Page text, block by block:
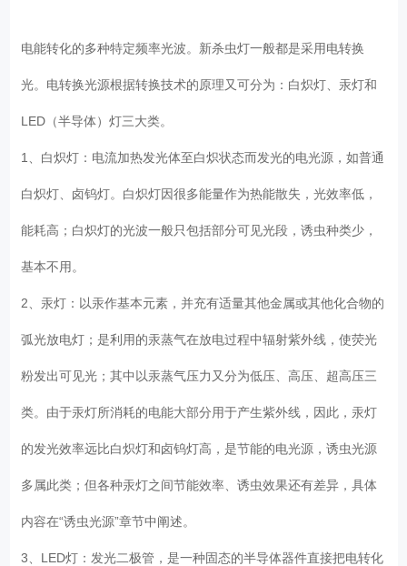
电能转化的多种特定频率光波。新杀虫灯一般都是采用电转换
光。电转换光源根据转换技术的原理又可分为：白炽灯、汞灯和
LED（半导体）灯三大类。
1、白炽灯：电流加热发光体至白炽状态而发光的电光源，如普通
白炽灯、卤钨灯。白炽灯因很多能量作为热能散失，光效率低，
能耗高；白炽灯的光波一般只包括部分可见光段，诱虫种类少，
基本不用。
2、汞灯：以汞作基本元素，并充有适量其他金属或其他化合物的
弧光放电灯；是利用的汞蒸气在放电过程中辐射紫外线，使荧光
粉发出可见光；其中以汞蒸气压力又分为低压、高压、超高压三
类。由于汞灯所消耗的电能大部分用于产生紫外线，因此，汞灯
的发光效率远比白炽灯和卤钨灯高，是节能的电光源，诱虫光源
多属此类；但各种汞灯之间节能效率、诱虫效果还有差异，具体
内容在“诱虫光源”章节中阐述。
3、LED灯：发光二极管，是一种固态的半导体器件直接把电转化